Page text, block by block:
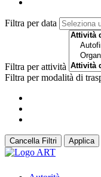
Filtra per data
Filtra per attività
Filtra per modalità di
Cancella Filtri Applica